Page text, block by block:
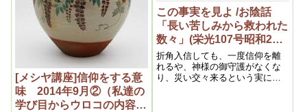
の罪をその人がとってくれるの
です。だからむしろありがたい
のです。その代わり悪口を言う
ほうは罪を着るんです。
[メシヤ講座]信仰をする意
味 2014年9月②（私達の
学び目からウロコの内容よ
この事実を見よ /お陰話
「長い苦しみから救われた
数々」(栄光107号昭和26
年6月6日)
折角入信しても、一度信仰を離
れるや、神様の御守護がなくな
り、災い交々来るという実にい